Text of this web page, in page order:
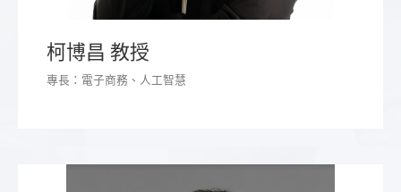
柯博昌 教授
專長：電子商務、人工智慧